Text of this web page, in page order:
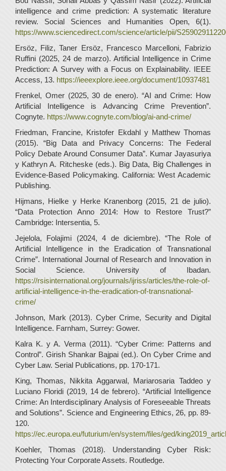
intelligence and crime prediction: A systematic literature
review. Social Sciences and Humanities Open, 6(1).
https://www.sciencedirect.com/science/article/pii/
Ersöz, Filiz, Taner Ersöz, Francesco Marcelloni, Fabrizio
Ruffini (2025, 24 de marzo). Artificial Intelligence in Crime
Prediction: A Survey with a Focus on Explainability. IEEE
Access, 13. https://ieeexplore.ieee.org/document/10937481
Frenkel, Omer (2025, 30 de enero). “AI and Crime: How
Artificial Intelligence is Advancing Crime Prevention”.
Cognyte. https://www.cognyte.com/blog/ai-and-crime/
Friedman, Francine, Kristofer Ekdahl y Matthew Thomas
(2015). “Big Data and Privacy Concerns: The Federal
Policy Debate Around Consumer Data”. Kumar Jayasuriya
y Kathryn A. Ritcheske (eds.). Big Data, Big Challenges in
Evidence-Based Policymaking. California: West Academic
Publishing.
Hijmans, Hielke y Herke Kranenborg (2015, 21 de julio).
“Data Protection Anno 2014: How to Restore Trust?”
Cambridge: Intersentia, 5.
Jejelola, Folajimi (2024, 4 de diciembre). “The Role of
Artificial Intelligence in the Eradication of Transnational
Crime”. International Journal of Research and Innovation in
Social Science. University of Ibadan.
https://rsisinternational.org/journals/ijriss/articles/the-role-of-
artificial-intelligence-in-the-eradication-of-transnational-
crime/
Johnson, Mark (2013). Cyber Crime, Security and Digital
Intelligence. Farnham, Surrey: Gower.
Kalra K. y A. Verma (2011). “Cyber Crime: Patterns and
Control”. Girish Shankar Bajpai (ed.). On Cyber Crime and
Cyber Law. Serial Publications, pp. 170-171.
King, Thomas, Nikkita Aggarwal, Mariarosaria Taddeo y
Luciano Floridi (2019, 14 de febrero). “Artificial Intelligence
Crime: An Interdisciplinary Analysis of Foreseeable Threats
and Solutions”. Science and Engineering Ethics, 26, pp. 89-
120.
https://ec.europa.eu/futurium/en/system/files/ged/
Koehler, Thomas (2018). Understanding Cyber Risk:
Protecting Your Corporate Assets. Routledge.